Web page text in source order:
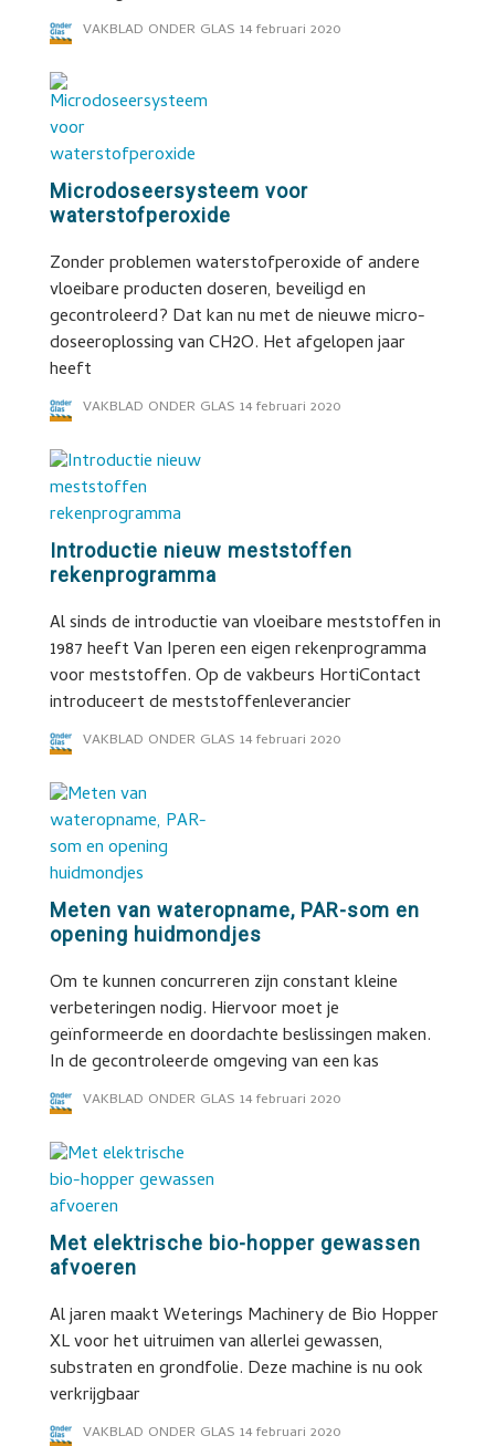
VAKBLAD ONDER GLAS 14 februari 2020
Microdoseersysteem voor
waterstofperoxide
Zonder problemen waterstofperoxide of andere
vloeibare producten doseren, beveiligd en
gecontroleerd? Dat kan nu met de nieuwe micro-
doseeroplossing van CH2O. Het afgelopen jaar
heeft
VAKBLAD ONDER GLAS 14 februari 2020
Introductie nieuw meststoffen
rekenprogramma
Al sinds de introductie van vloeibare meststoffen in
1987 heeft Van Iperen een eigen rekenprogramma
voor meststoffen. Op de vakbeurs HortiContact
introduceert de meststoffenleverancier
VAKBLAD ONDER GLAS 14 februari 2020
Meten van wateropname, PAR-som en
opening huidmondjes
Om te kunnen concurreren zijn constant kleine
verbeteringen nodig. Hiervoor moet je
geïnformeerde en doordachte beslissingen maken.
In de gecontroleerde omgeving van een kas
VAKBLAD ONDER GLAS 14 februari 2020
Met elektrische bio-hopper gewassen
afvoeren
Al jaren maakt Weterings Machinery de Bio Hopper
XL voor het uitruimen van allerlei gewassen,
substraten en grondfolie. Deze machine is nu ook
verkrijgbaar
VAKBLAD ONDER GLAS 14 februari 2020